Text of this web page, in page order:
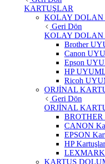
KARTUŞLAR
KOLAY DOLAN
Geri Dön
KOLAY DOLAN
Brother
Canon
Epson
HP
Ricoh
ORJİNAL
Geri Dön
ORJİNAL
BROTHER
CANON
EPSON
HP Kartuşlar
LEXMARK
KARTUŞ